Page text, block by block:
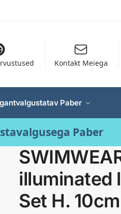
Kontakt Meiega
Paber
Paber
illuminated
Set H. 10cm